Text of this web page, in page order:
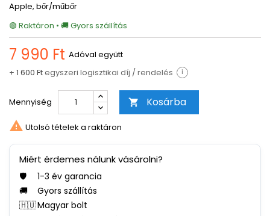
Apple, bőr/műbőr
🟢 Raktáron • 🚚 Gyors szállítás
7 990 Ft Adóval együtt
+ 1 600 Ftegyszeri logisztikai díj / rendelés i
Mennyiség  Kosárba
 Utolsó tételek a raktáron
Miért érdemes nálunk vásárolni?
🛡️
1-3 év garancia
🚚
Gyors szállítás
🇭🇺Magyar bolt